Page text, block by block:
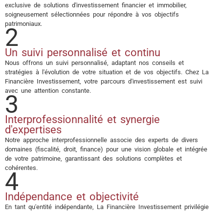
exclusive de solutions d'investissement financier et immobilier,
soigneusement sélectionnées pour répondre à vos objectifs
patrimoniaux.
2
Un suivi personnalisé et continu
Nous offrons un suivi personnalisé, adaptant nos conseils et
stratégies à l'évolution de votre situation et de vos objectifs. Chez La
Financière Investissement, votre parcours d'investissement est suivi
avec une attention constante.
3
Interprofessionnalité et synergie
d'expertises
Notre approche interprofessionnelle associe des experts de divers
domaines (fiscalité, droit, finance) pour une vision globale et intégrée
de votre patrimoine, garantissant des solutions complètes et
cohérentes.
4
Indépendance et objectivité
En tant qu'entité indépendante, La Financière Investissement privilégie